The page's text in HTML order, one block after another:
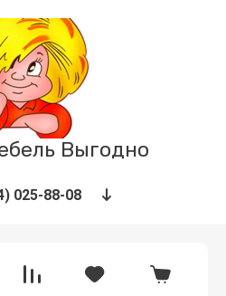
Выгодно
025-88-08